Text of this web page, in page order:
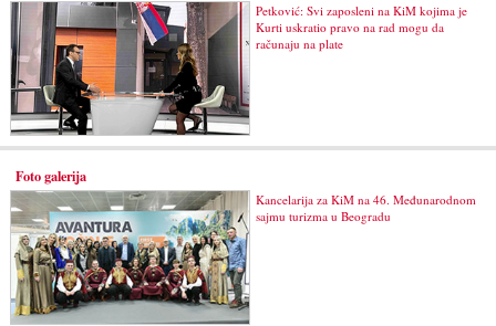
Petković: Svi zaposleni na KiM kojima je
Kurti uskratio pravo na rad mogu da
računaju na plate
Foto galerija
Kancelarija za KiM na 46. Međunarodnom
sajmu turizma u Beogradu